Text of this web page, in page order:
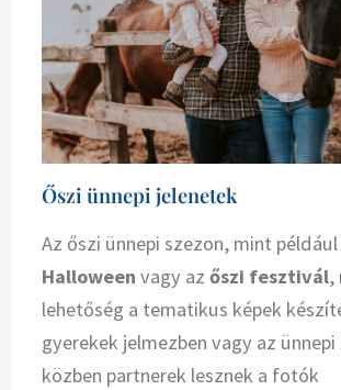
Őszi ünnepi jelenetek
Az őszi ünnepi szezon, mint például
Halloween vagy azőszi fesztivál,
lehetőség a tematikus képek
gyerekek jelmezben vagy az
közben partnerek lesznek a fotók